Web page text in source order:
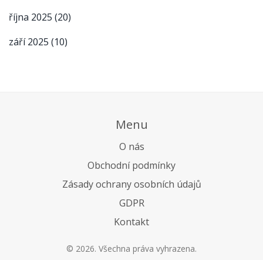
října 2025 (20)
září 2025 (10)
Menu
O nás
Obchodní podmínky
Zásady ochrany osobních údajů
GDPR
Kontakt
© 2026. Všechna práva vyhrazena.